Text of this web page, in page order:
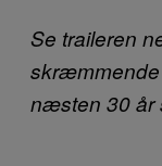
Se traileren
skræmmende
næsten 30 år